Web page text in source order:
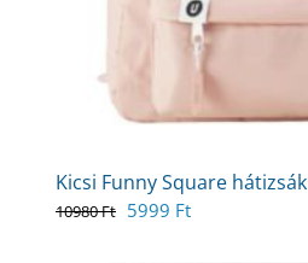
Kicsi Funny Square hátizsák
10980Ft Original
5999 FtCurrent